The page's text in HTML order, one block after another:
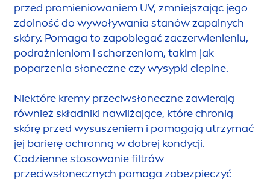
przed promieniowaniem UV, zmniejszając jego
zdolność do wywoływania stanów zapalnych
skóry. Pomaga to zapobiegać zaczerwienieniu,
podrażnieniom i schorzeniom, takim jak
poparzenia słoneczne czy wysypki cieplne.
Niektóre kremy przeciwsłoneczne zawierają
również składniki nawilżające, które chronią
skórę przed wysuszeniem i pomagają utrzymać
jej barierę ochronną w dobrej kondycji.
Codzienne stosowanie filtrów
przeciwsłonecznych pomaga zabezpieczyć